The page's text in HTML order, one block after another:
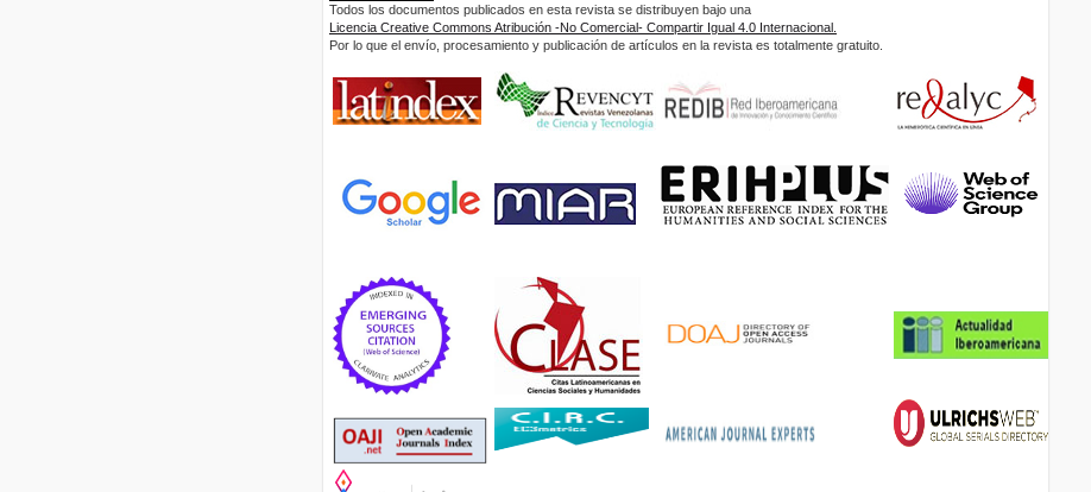
Todos los documentos publicados en esta revista se distribuyen bajo una
Licencia Creative Commons Atribución -No Comercial- Compartir Igual 4.0 Internacional.
Por lo que el envío, procesamiento y publicación de artículos en la revista es totalmente gratuito.